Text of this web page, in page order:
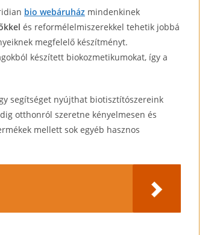
bio webáruház mindenkinek
és reformélelmiszerekkel tehetik jobbá
megfelelő készítményt.
készített biokozmetikumokat, így a
segítséget nyújthat biotisztítószereink
otthonról szeretne kényelmesen és
mellett sok egyéb hasznos